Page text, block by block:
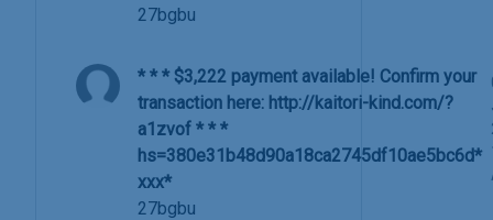
27bgbu
* * * $3,222 payment available! Confirm your
transaction here: http://kaitori-kind.com/?
a1zvof * * *
hs=380e31b48d90a18ca2745df10ae5bc6d*
ххх*
27bgbu